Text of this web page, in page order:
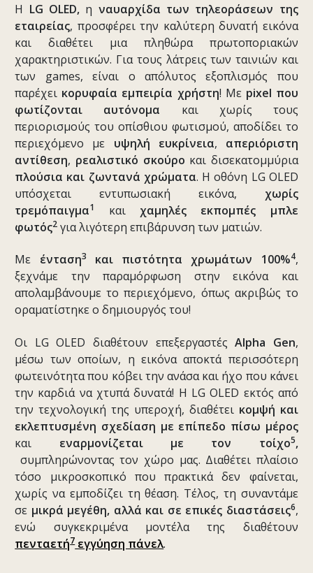
Η LG OLED,η ναυαρχίδα των τηλεοράσεων της
εταιρείας, προσφέρει την καλύτερη δυνατή εικόνα
και διαθέτει μια πληθώρα πρωτοποριακών
χαρακτηριστικών. Για τους λάτρεις των ταινιών και
των games, είναι ο απόλυτος εξοπλισμός που
παρέχει κορυφαία εμπειρία χρήστη! Με pixel που
φωτίζονται αυτόνομα και χωρίς τους
περιορισμούς του οπίσθιου φωτισμού, αποδίδει το
περιεχόμενο με υψηλή ευκρίνεια, απεριόριστη
αντίθεση, ρεαλιστικό σκούρο και δισεκατομμύρια
πλούσια και ζωντανά χρώματα. Η οθόνη LG OLED
υπόσχεται εντυπωσιακή εικόνα, χωρίς
τρεμόπαιγμα1 και χαμηλές εκπομπές μπλε
φωτός2 για λιγότερη επιβάρυνση των ματιών.
Με ένταση3 και πιστότητα χρωμάτων 100%4,
ξεχνάμε την παραμόρφωση στην εικόνα και
απολαμβάνουμε το περιεχόμενο, όπως ακριβώς το
οραματίστηκε ο δημιουργός του!
Οι LG OLED διαθέτουν επεξεργαστέςAlpha Gen,
μέσω των οποίων, η εικόνα αποκτά περισσότερη
φωτεινότητα που κόβει την ανάσα και ήχο που κάνει
την καρδιά να χτυπά δυνατά! Η LG OLED εκτός από
την τεχνολογική της υπεροχή, διαθέτει κομψή και
εκλεπτυσμένη σχεδίαση με επίπεδο πίσω μέρος
και εναρμονίζεται με τον τοίχο5,
συμπληρώνοντας τον χώρο μας. Διαθέτει πλαίσιο
τόσο μικροσκοπικό που πρακτικά δεν φαίνεται,
χωρίς να εμποδίζει τη θέαση. Τέλος, τη συναντάμε
σε μικρά μεγέθη, αλλά και σε επικές διαστάσεις6,
ενώ συγκεκριμένα μοντέλα της διαθέτουν
πενταετή7εγγύηση πάνελ.